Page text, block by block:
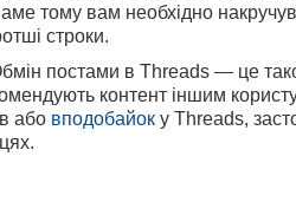
тому вам необхідно
строки.
постами в Threads — це
контент іншим
або вподобайок у Threads,